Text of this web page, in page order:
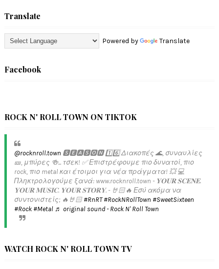
Translate
Powered by Translate
Facebook
ROCK N' ROLL TOWN ON TIKTOK
@rocknroll.town 🆂🅴🅰🆂🅾🅽 1️⃣6️⃣ Διακοπές 🌊, συναυλίες
🎫, μπύρες 🍻... τσεκ! ✅️ Επιστρέφουμε πιο δυνατοί, πιο
rock, πιο metal και έτοιμοι για νέα πράγματα! 💥 💻
Πληκτρολογούμε ξανά: www.rocknroll.town - 𝐘𝐎𝐔𝐑 𝐒𝐂𝐄𝐍𝐄.
𝐘𝐎𝐔𝐑 𝐌𝐔𝐒𝐈𝐂. 𝐘𝐎𝐔𝐑 𝐒𝐓𝐎𝐑𝐘. - 🤘🏻🔥 Εσύ ακόμα να
συντονιστείς; 🔥🤘🏻#RnRT #RockNRollTown #SweetSixteen
#Rock #Metal ♬ original sound - Rock N' Roll Town
WATCH ROCK N' ROLL TOWN TV